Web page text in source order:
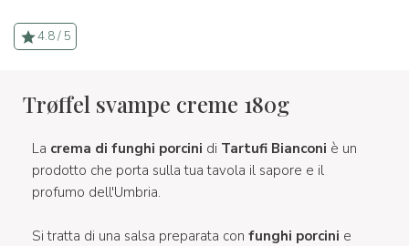
4.8 / 5
Trøffel svampe creme 180g
La crema di funghi porcini di Tartufi Bianconi è un
prodotto che porta sulla tua tavola il sapore e il
profumo dell'Umbria.
Si tratta di una salsa preparata con funghi porcini e